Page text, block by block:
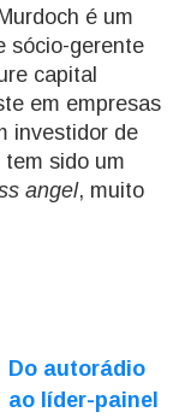
é um
sócio-gerente
capital
em empresas
investidor de
sido um
angel, muito
Do autorádio
ao líder-painel